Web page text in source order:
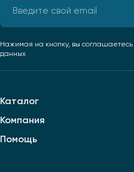
Каталог
Компания
Помощь
Нажимая на кнопку, вы соглашаетесь
данных